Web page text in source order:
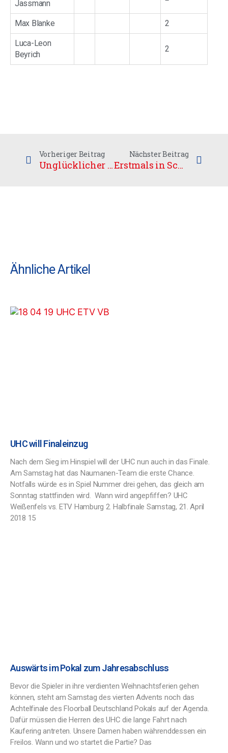
Jassmann
Max Blanke 2
Luca-Leon
Beyrich
2
Vorheriger Beitrag
Unglücklicher Start für das deutsche Damen Team
Nächster Beitrag
Erstmals in Schenefeld
Ähnliche Artikel
UHC will Finaleinzug
Nach dem Sieg im Hinspiel will der UHC nun auch in das Finale.
Am Samstag hat das Naumanen-Team die erste Chance.
Notfalls würde es in Spiel Nummer drei gehen, das gleich am
Sonntag stattfinden wird. Wann wird angepfiffen? UHC
Weißenfels vs. ETV Hamburg 2. Halbfinale Samstag, 21. April
2018 15
Auswärts im Pokal zum Jahresabschluss
Bevor die Spieler in ihre verdienten Weihnachtsferien gehen
können, steht am Samstag des vierten Advents noch das
Achtelfinale des Floorball Deutschland Pokals auf der Agenda.
Dafür müssen die Herren des UHC die lange Fahrt nach
Kaufering antreten. Unsere Damen haben währenddessen ein
Freilos. Wann und wo startet die Partie? Das